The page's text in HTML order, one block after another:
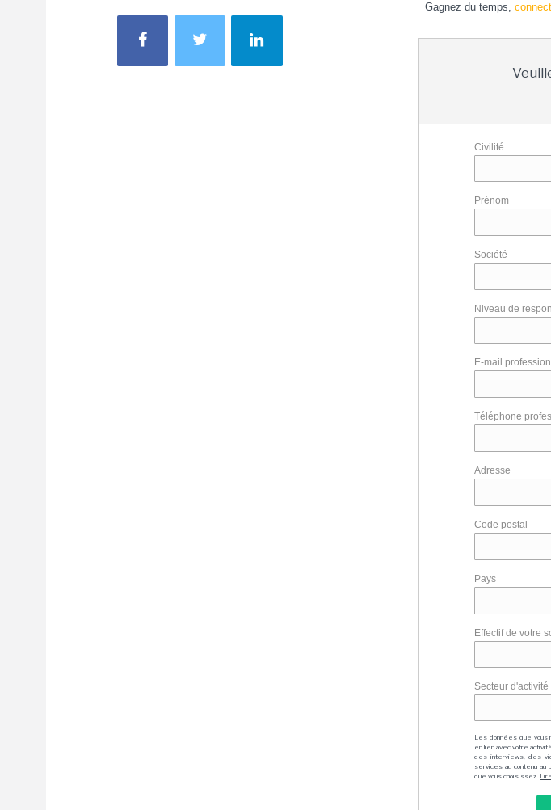
Gagnez du temps,
Civilité
Prénom
Société
Niveau de
E-mail
Téléphone
Adresse
Code postal
Pays
Effectif de votre
Secteur d'activité
Les données que vous
en lien avec votre
des interviews, des
services au contenu au
que vous choisissez.